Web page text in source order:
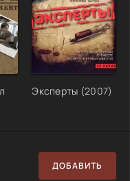
Эксперты (2007)
ДОБАВИТЬ